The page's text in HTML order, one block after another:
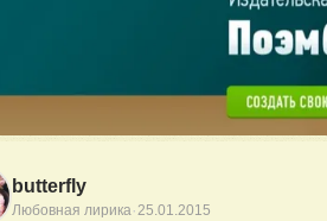
butterfly
Любовная лирика·25.01.2015